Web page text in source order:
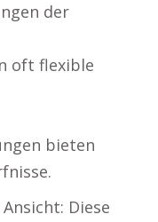
der
oft flexible
bieten
Diese